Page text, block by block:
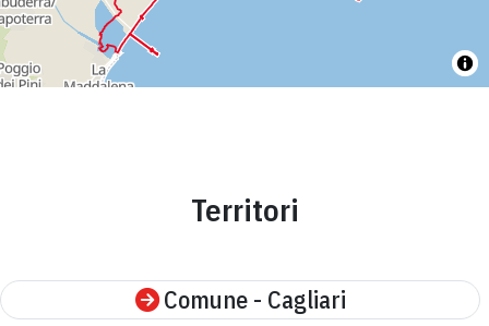
Territori
Comune - Cagliari